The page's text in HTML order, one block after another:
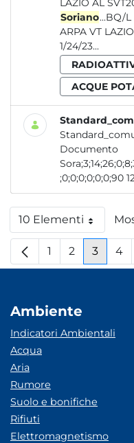
LAZIO AL
Soriano...BQ/L BQ/L ASL VITERBO RR 380
ARPA VT
1/24/23...
ACQUE
Documento
;0;0;0;0;0;0;90
10 ElementiPer pagina
Pagina
1 Pagina
2 Pagina
3 4
Ambiente
Indicatori Ambientali
Acqua
Aria
Rumore
Suolo e bonifiche
Rifiuti
Elettromagnetismo